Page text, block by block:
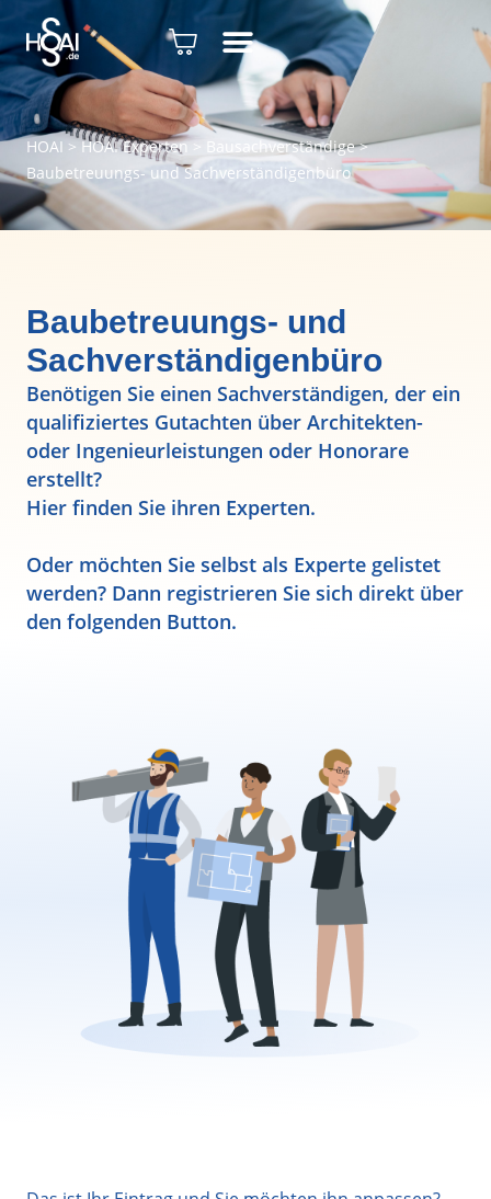
HOAI > HOAI Experten> Bausachverständige>
Baubetreuungs- und Sachverständigenbüro
Baubetreuungs- und
Sachverständigenbüro
Benötigen Sie einen Sachverständigen, der ein
qualifiziertes Gutachten über Architekten-
oder Ingenieurleistungen oder Honorare
erstellt?
Hier finden Sie ihren Experten.
Oder möchten Sie selbst als Experte gelistet
werden? Dann registrieren Sie sich direkt über
den folgenden Button.